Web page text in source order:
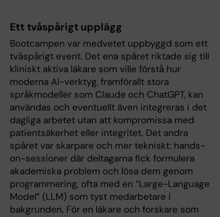
Ett tvåspårigt upplägg
Bootcampen var medvetet uppbyggd som ett
tvåspårigt event. Det ena spåret riktade sig till
kliniskt aktiva läkare som ville förstå hur
moderna AI-verktyg, framförallt stora
språkmodeller som Claude och ChatGPT, kan
användas och eventuellt även integreras i det
dagliga arbetet utan att kompromissa med
patientsäkerhet eller integritet. Det andra
spåret var skarpare och mer tekniskt: hands-
on-sessioner där deltagarna fick formulera
akademiska problem och lösa dem genom
programmering, ofta med en “Large-Language
Model” (LLM) som tyst medarbetare i
bakgrunden. För en läkare och forskare som